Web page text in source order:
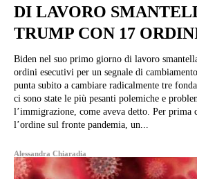
DI LAVORO
TRUMP CON 17
Biden nel suo primo giorno di lavoro
ordini esecutivi per un segnale di
punta subito a cambiare radicalmente tre
ci sono state le più pesanti polemiche e
l’immigrazione, come aveva detto. Per prima cosa ha ripristinato
l’ordine sul fronte pandemia, un...
Alessandra Chiaradia